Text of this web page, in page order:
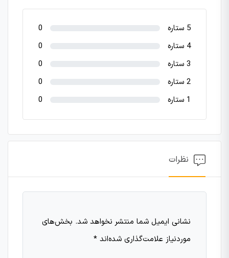
5 ستاره
0
4 ستاره
0
3 ستاره
0
2 ستاره
0
1 ستاره
0
نظرات
نشانی ایمیل شما منتشر نخواهد شد. بخش‌های
موردنیاز علامت‌گذاری شده‌اند *